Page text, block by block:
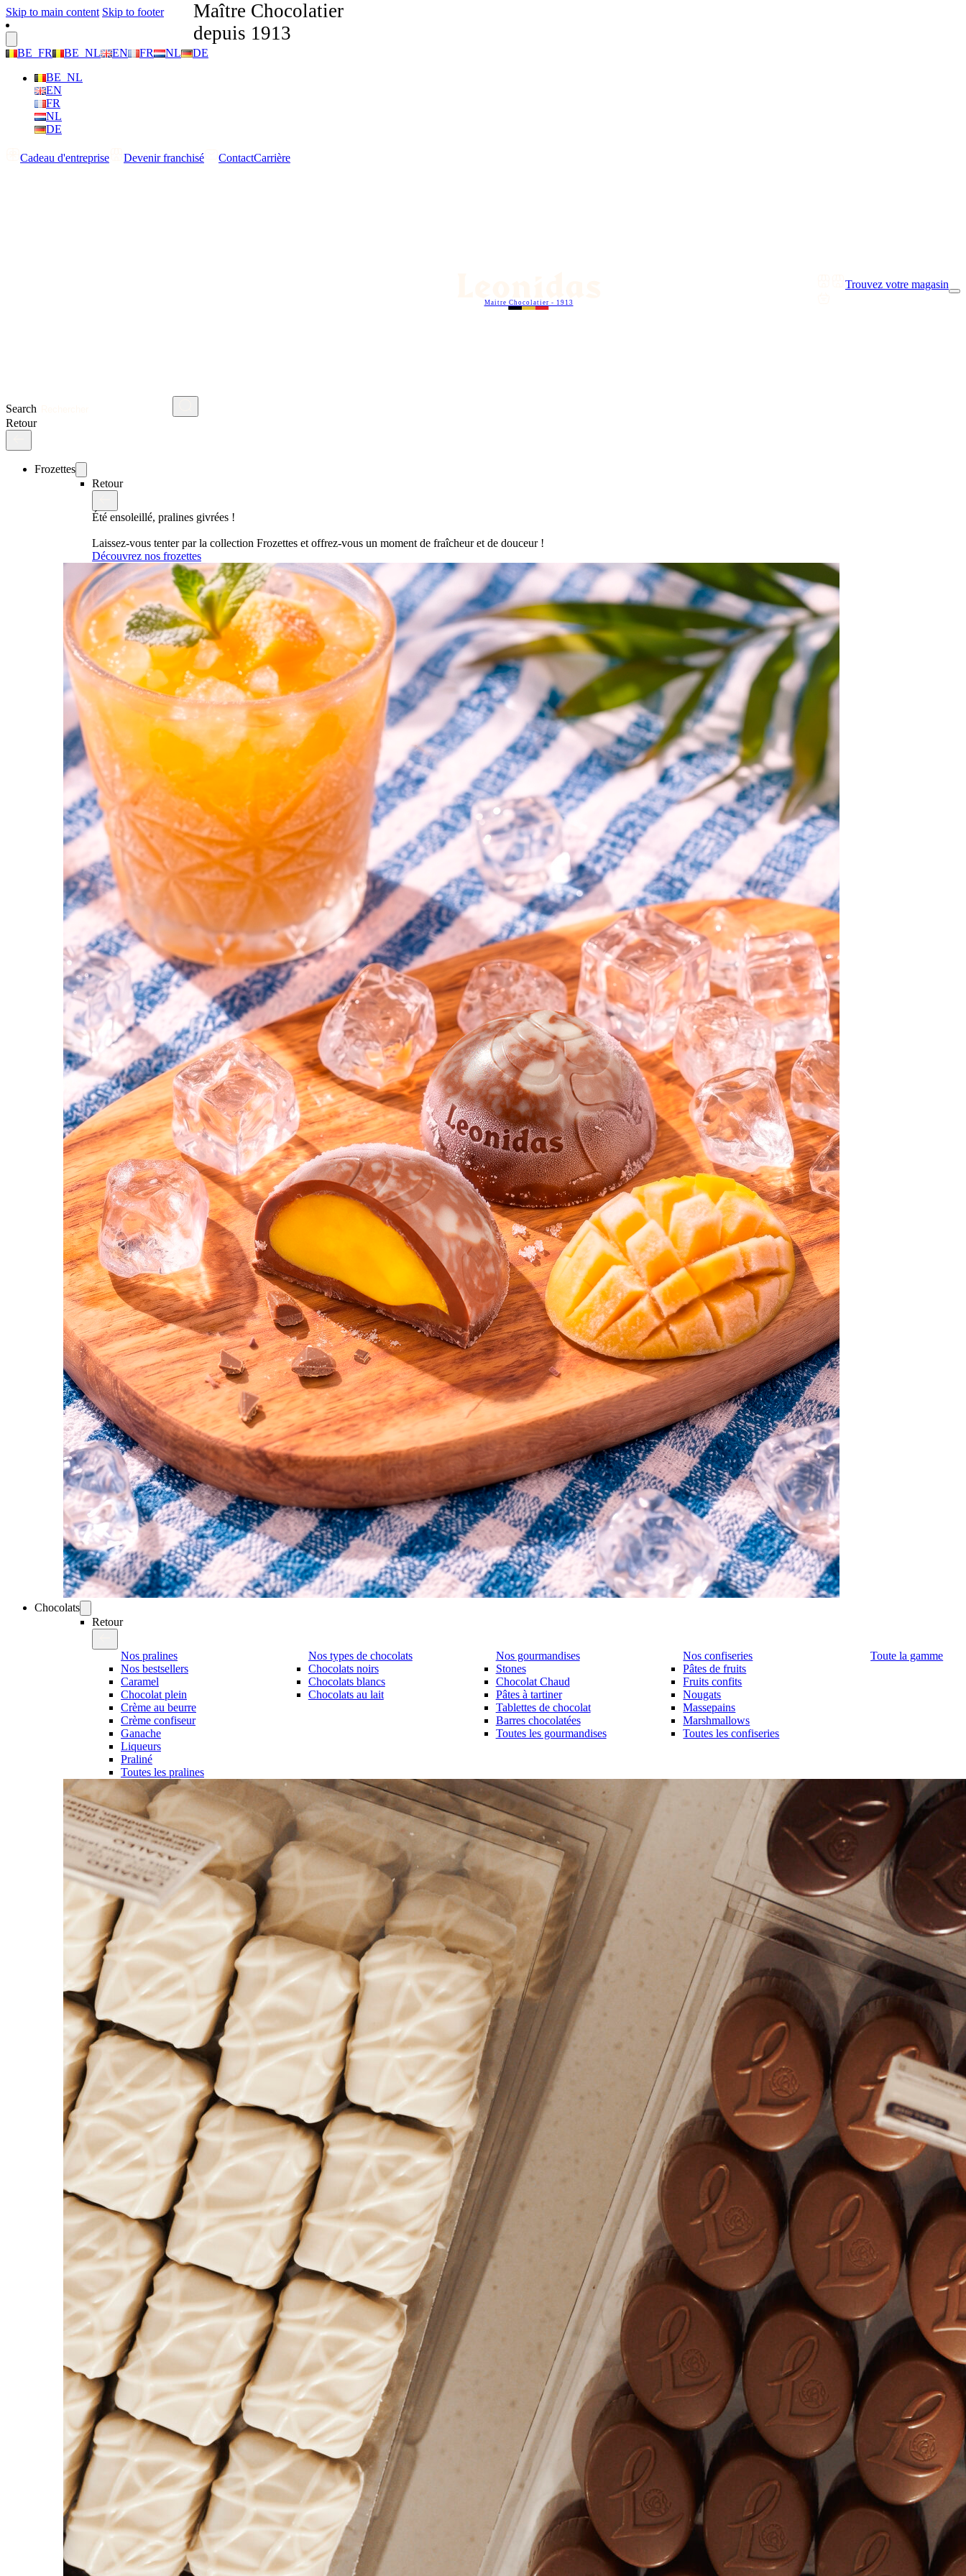
Skip to main content Skip to footer
BE_FR BE_NL EN FR NL
DE
BE_NL
EN
FR
NL
DE
Cadeau d'entreprise Devenir franchisé ContactCarrière
Search
Maitre Chocolatier - 1913
Trouvez votre magasin
Retour
Frozettes
Retour
Été ensoleillé, pralines givrées !
Laissez-vous tenter par la collection Frozettes et offrez-vous un moment de fraîcheur et de douceur !
Découvrez nos frozettes
Chocolats
Retour
Nos pralines
Nos bestsellers
Caramel
Chocolat plein
Crème au beurre
Crème confiseur
Ganache
Liqueurs
Praliné
Toutes les pralines
Nos types de chocolats
Chocolats noirs
Chocolats blancs
Chocolats au lait
Nos gourmandises
Stones
Chocolat Chaud
Pâtes à tartiner
Tablettes de chocolat
Barres chocolatées
Toutes les gourmandises
Nos confiseries
Pâtes de fruits
Fruits confits
Nougats
Massepains
Marshmallows
Toutes les confiseries
Toute la gamme
Maître Chocolatier
depuis 1913